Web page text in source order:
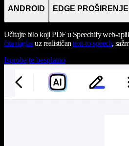
ANDROID EDGE PROŠIRENJE
Učitajte bilo koji PDF u Speechify web-
čita naglasuz realističan text-to-speech,
Isprobajte besplatno